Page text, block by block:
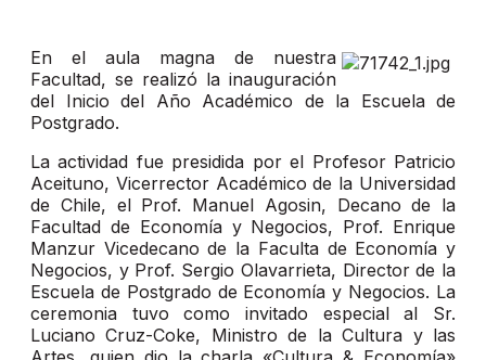
En el aula magna de nuestra
Facultad, se realizó la inauguración
del Inicio del Año Académico de la Escuela de
Postgrado.
La actividad fue presidida por el Profesor Patricio
Aceituno, Vicerrector Académico de la Universidad
de Chile, el Prof. Manuel Agosin, Decano de la
Facultad de Economía y Negocios, Prof. Enrique
Manzur Vicedecano de la Faculta de Economía y
Negocios, y Prof. Sergio Olavarrieta, Director de la
Escuela de Postgrado de Economía y Negocios. La
ceremonia tuvo como invitado especial al Sr.
Luciano Cruz-Coke, Ministro de la Cultura y las